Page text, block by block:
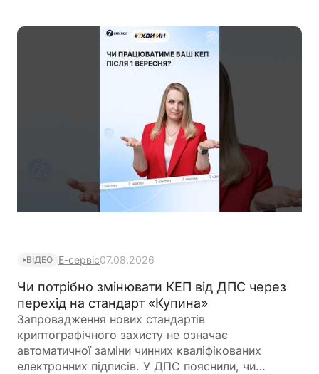
ВІДЕО Е-сервіс07.08.2026
Чи потрібно змінювати КЕП від ДПС через
перехід на стандарт «Купина»
Запровадження нових стандартів
криптографічного захисту не означає
автоматичної заміни чинних кваліфікованих
електронних підписів. У ДПС пояснили, чи